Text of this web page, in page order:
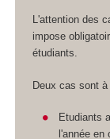
L'attention des
impose
étudiants.
Deux cas sont
Etudiants
l'année